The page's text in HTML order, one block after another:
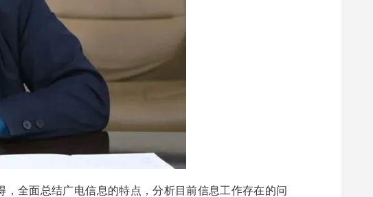
全面总结广电信息的特点，分析目前信息工作存在的问